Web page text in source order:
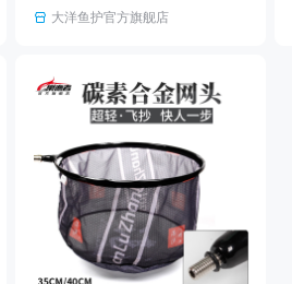
大洋鱼护官方旗舰店